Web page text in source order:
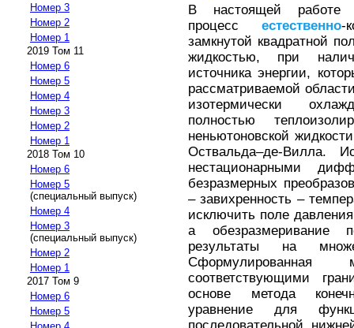
Номер 3
Номер 2
Номер 1
2019 Том 11
Номер 6
Номер 5
Номер 4
Номер 3
Номер 2
Номер 1
2018 Том 10
Номер 6
Номер 5
(специальный выпуск)
Номер 4
Номер 3
(специальный выпуск)
Номер 2
Номер 1
2017 Том 9
Номер 6
Номер 5
В настоящей работе
процессестественно-
замкнутой квадратной
жидкостью, при
источника энергии,
рассматриваемой
изотермически
полностью
неньютоновской
Оствальда–де-Вилла.
нестационарными
безразмерных
– завихренность –
исключить поле
а обезразмеривание
результаты на
соответствующими
основе метода
уравнение для